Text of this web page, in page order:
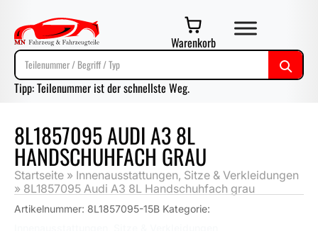
Warenkorb
Tipp: Teilenummer ist der schnellste Weg.
8L1857095 AUDI A3 8L
HANDSCHUHFACH GRAU
Startseite » Innenausstattungen, Sitze & Verkleidungen
» 8L1857095 Audi A3 8L Handschuhfach grau
Artikelnummer: 8L1857095-15B Kategorie: